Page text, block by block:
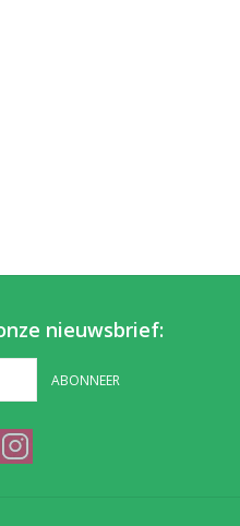
nieuwsbrief:
ABONNEER